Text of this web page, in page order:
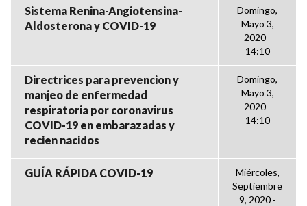
Sistema Renina-Angiotensina-
Aldosterona y COVID-19
Domingo,
Mayo 3,
2020 -
14:10
Directrices para prevencion y
manjeo de enfermedad
respiratoria por coronavirus
COVID-19 en embarazadas y
recien nacidos
Domingo,
Mayo 3,
2020 -
14:10
GUÍA RÁPIDA COVID-19
Miércoles,
Septiembre
9, 2020 -